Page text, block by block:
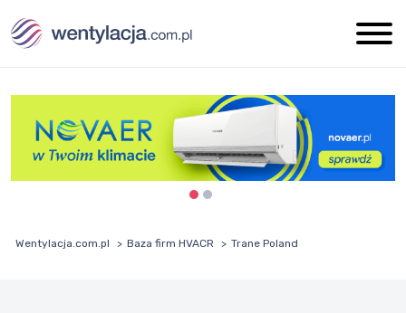
Wentylacja.com.pl Baza firm HVACR Trane Poland